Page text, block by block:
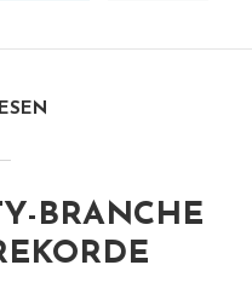
BRANCHE